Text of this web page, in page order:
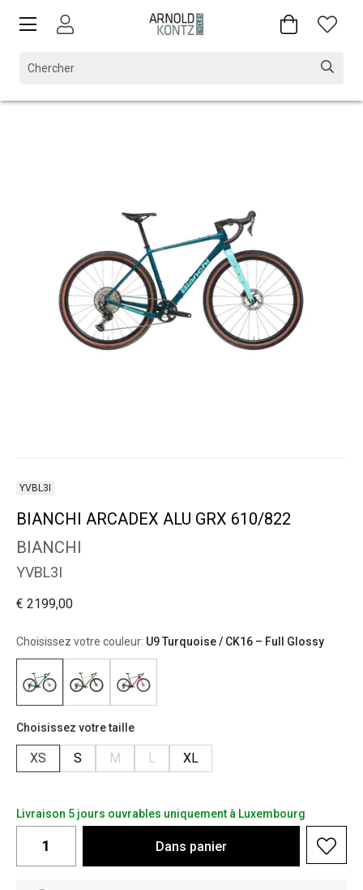
YVBL3I
BIANCHI ARCADEX ALU GRX 610/822
BIANCHI
YVBL3I
€ 2199,00
Choisissez votre couleur: U9 Turquoise / CK16 – Full Glossy
Choisissez votre taille
XS S M L XL
Livraison 5 jours ouvrables uniquement à Luxembourg
Dans panier